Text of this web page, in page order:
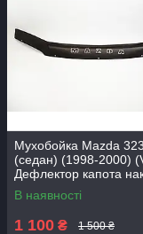
Мухобойка Mazda
(седан) (1998-2000)
Дефлектор капота
В наявності
1 100 ₴ 1 500 ₴